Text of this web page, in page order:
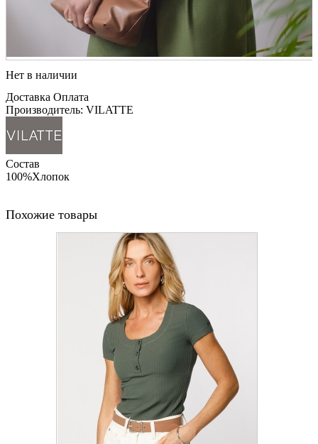
Нет в наличии
Доставка Оплата
Производитель: VILATTE
Состав
100%Хлопок
Похожие товары